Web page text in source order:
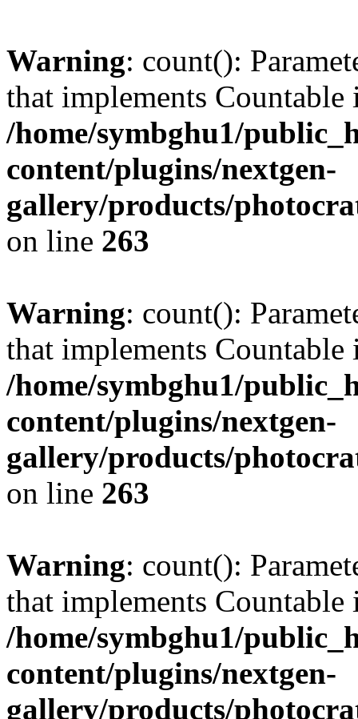
Warning: count():
that implements Countable
/home/symbghu1/
content/plugins/nextgen-
gallery/products/
on line 263
Warning: count():
that implements Countable
/home/symbghu1/
content/plugins/nextgen-
gallery/products/
on line 263
Warning: count():
that implements Countable
/home/symbghu1/
content/plugins/nextgen-
gallery/products/